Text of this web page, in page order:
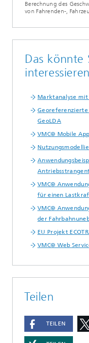
Berechnung des
von Fahrenden-,
Das könnte
Marktanalyse mit
Georeferenzierte
GeoLDA
VMC® Mobile
VMC®
für einen
VMC®
der
EU Projekt
VMC® Web
Teilen
TEILEN